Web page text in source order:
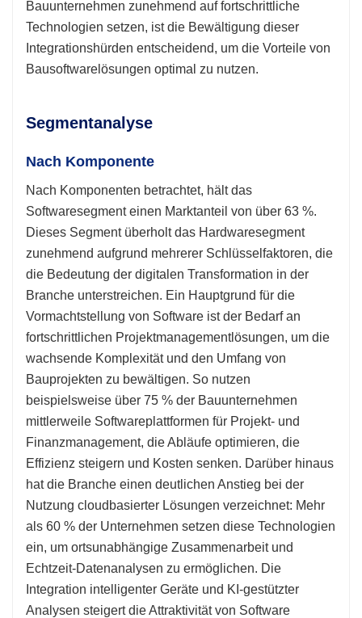
Bauunternehmen zunehmend auf fortschrittliche
Technologien setzen, ist die Bewältigung dieser
Integrationshürden entscheidend, um die Vorteile von
Bausoftwarelösungen optimal zu nutzen.
Segmentanalyse
Nach Komponente
Nach Komponenten betrachtet, hält das
Softwaresegment einen Marktanteil von über 63 %.
Dieses Segment überholt das Hardwaresegment
zunehmend aufgrund mehrerer Schlüsselfaktoren, die
die Bedeutung der digitalen Transformation in der
Branche unterstreichen. Ein Hauptgrund für die
Vormachtstellung von Software ist der Bedarf an
fortschrittlichen Projektmanagementlösungen, um die
wachsende Komplexität und den Umfang von
Bauprojekten zu bewältigen. So nutzen
beispielsweise über 75 % der Bauunternehmen
mittlerweile Softwareplattformen für Projekt- und
Finanzmanagement, die Abläufe optimieren, die
Effizienz steigern und Kosten senken. Darüber hinaus
hat die Branche einen deutlichen Anstieg bei der
Nutzung cloudbasierter Lösungen verzeichnet: Mehr
als 60 % der Unternehmen setzen diese Technologien
ein, um ortsunabhängige Zusammenarbeit und
Echtzeit-Datenanalysen zu ermöglichen. Die
Integration intelligenter Geräte und KI-gestützter
Analysen steigert die Attraktivität von Software